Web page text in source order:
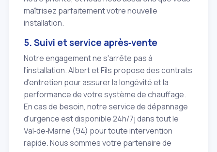
maîtrisez parfaitement votre nouvelle
installation.
5. Suivi et service après‑vente
Notre engagement ne s'arrête pas à
l'installation. Albert et Fils propose des contrats
d'entretien pour assurer la longévité et la
performance de votre système de chauffage.
En cas de besoin, notre service de dépannage
d'urgence est disponible 24h/7j dans tout le
Val‑de‑Marne (94) pour toute intervention
rapide. Nous sommes votre partenaire de